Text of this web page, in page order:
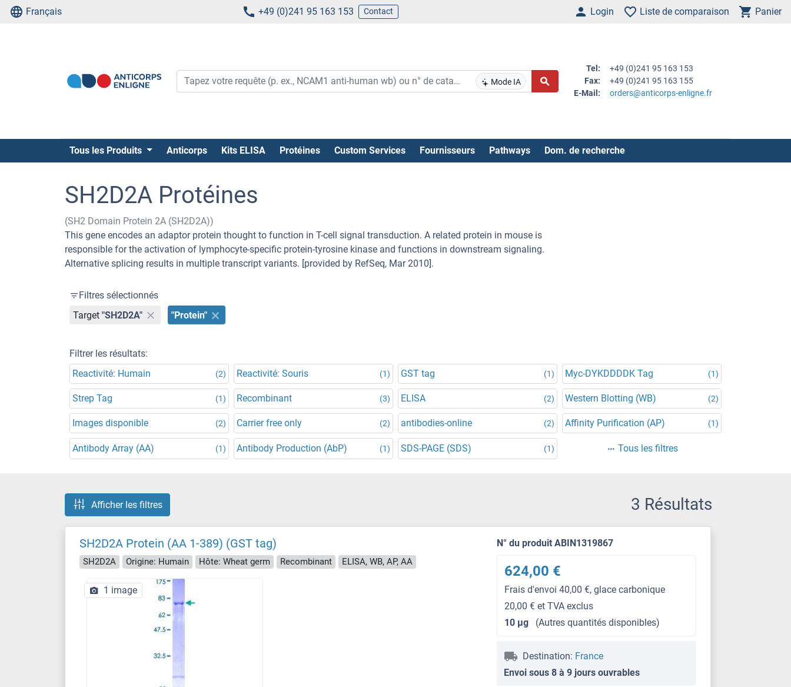
Français +49 (0)241 95 163 153 Contact Login Liste de comparaison Panier
Mode IA
Tel:
+49 (0)241 95 163 153
Fax:
+49 (0)241 95 163 155
E-Mail:
orders@anticorps-enligne.fr
Tous les Produits Anticorps Kits ELISA Protéines Custom Services Fournisseurs Pathways Dom. de recherche
SH2D2A Protéines
(SH2 Domain Protein 2A (SH2D2A))
This gene encodes an adaptor protein thought to function in T-cell signal transduction. A related protein in mouse is
responsible for the activation of lymphocyte-specific protein-tyrosine kinase and functions in downstream signaling.
Alternative splicing results in multiple transcript variants. [provided by RefSeq, Mar 2010].
Filtres sélectionnés
Target "SH2D2A" "Protein"
Filtrer les résultats:
Reactivité: Humain
(2) Reactivité: Souris (1) GST tag (1) Myc-DYKDDDDK Tag (1)
Strep Tag (1) Recombinant (3) ELISA (2) Western Blotting (WB) (2)
Images disponible (2) Carrier free only (2) antibodies-online (2) Affinity Purification (AP) (1)
Antibody Array (AA) (1) Antibody Production (AbP) (1) SDS-PAGE (SDS) (1) Tous les filtres
Afficher les filtres 3 Résultats
SH2D2A Protein (AA 1-389) (GST tag)
SH2D2A Origine: Humain Hôte: Wheat germ Recombinant ELISA, WB, AP, AA
1 image
N° du produit ABIN1319867
624,00 €
Frais d'envoi 40,00 €, glace carbonique
20,00 € et TVA exclus
10 μg
(Autres quantités disponibles)
Destination: France
Envoi sous 8 à 9 jours ouvrables